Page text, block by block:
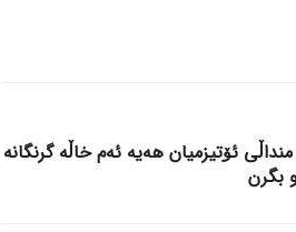
ئۆتیزمیان هەیە ئەم خاڵە گرنگانە
بگرن